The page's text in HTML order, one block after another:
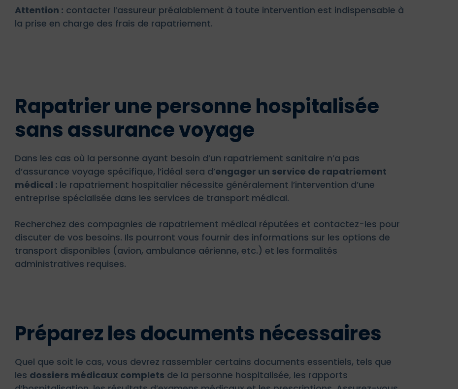
Attention : contacter l’assureur préalablement à toute intervention est indispensable à
la prise en charge des frais de rapatriement.
Rapatrier une personne hospitalisée
sans assurance voyage
Dans les cas où la personne ayant besoin d’un rapatriement sanitaire n’a pas
d’assurance voyage spécifique, l’idéal sera d’engager un service de rapatriement
médical : le rapatriement hospitalier nécessite généralement l’intervention d’une
entreprise spécialisée dans les services de transport médical.
Recherchez des compagnies de rapatriement médical réputées et contactez-les pour
discuter de vos besoins. Ils pourront vous fournir des informations sur les options de
transport disponibles (avion, ambulance aérienne, etc.) et les formalités
administratives requises.
Préparez les documents nécessaires
Quel que soit le cas, vous devrez rassembler certains documents essentiels, tels que
les dossiers médicaux complets de la personne hospitalisée, les rapports